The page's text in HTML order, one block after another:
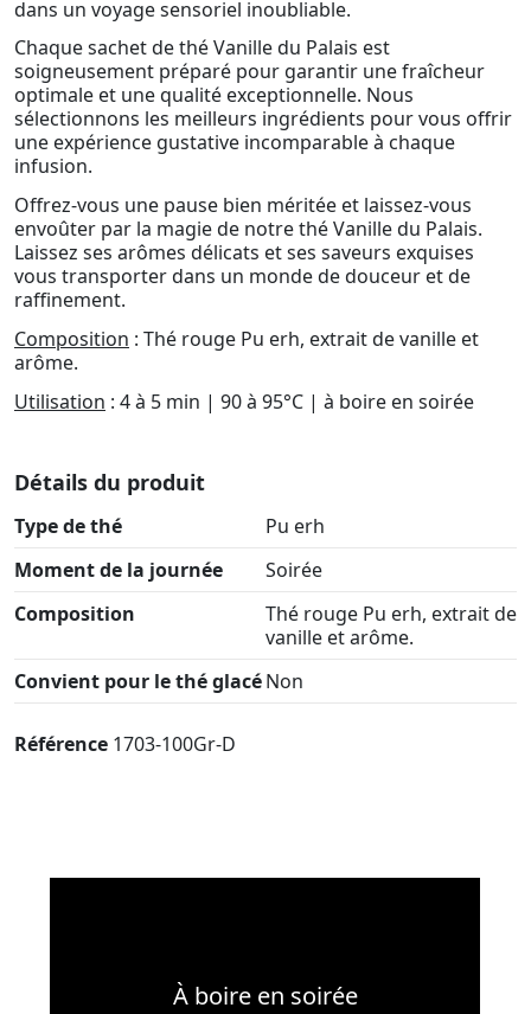
dans un voyage sensoriel inoubliable.
Chaque sachet de thé Vanille du Palais est
soigneusement préparé pour garantir une fraîcheur
optimale et une qualité exceptionnelle. Nous
sélectionnons les meilleurs ingrédients pour vous offrir
une expérience gustative incomparable à chaque
infusion.
Offrez-vous une pause bien méritée et laissez-vous
envoûter par la magie de notre thé Vanille du Palais.
Laissez ses arômes délicats et ses saveurs exquises
vous transporter dans un monde de douceur et de
raffinement.
Composition : Thé rouge Pu erh, extrait de vanille et
arôme.
Utilisation : 4 à 5 min | 90 à 95°C | à boire en soirée
Détails du produit
Type de thé
Pu erh
Moment de la journée
Soirée
Composition
Thé rouge Pu erh, extrait de
vanille et arôme.
Convient pour le thé glacéNon
Référence 1703-100Gr-D
À boire en soirée